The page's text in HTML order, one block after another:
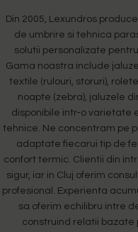
Din 2005, Lexundros
de umbrire si tehnica
solutii personalizate
Gama noastra include
textile (rulouri, storuri),
noapte (zebra), jaluzele
disponibile intr-o varietate
tehnice. Ne concentram pe
adaptate fiecarui tip de
confort termic. Clientii din
sigur, iar in Cluj oferim
profesional. Experienta
sa oferim echilibru intre
construind relatii